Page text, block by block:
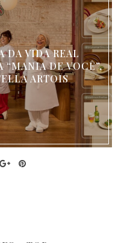
DA VIDA REAL
“MANIA DE VOCÊ”,
ARTOIS